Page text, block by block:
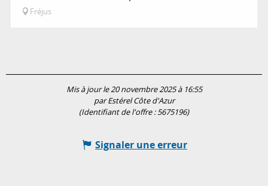
Fréjus
Mis à jour le 20 novembre 2025 à 16:55
par Estérel Côte d'Azur
(Identifiant de l'offre :5675196)
Signaler une erreur